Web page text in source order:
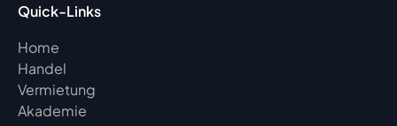
Quick-Links
Home
Handel
Vermietung
Akademie